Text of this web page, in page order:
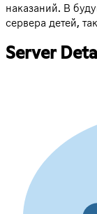
наказаний. В
сервера детей,
Server